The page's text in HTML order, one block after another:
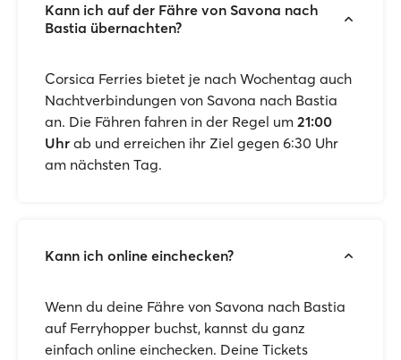
Kann ich auf der Fähre von Savona nach
Bastia übernachten?
Corsica Ferries bietet je nach Wochentag auch
Nachtverbindungen von Savona nach Bastia
an. Die Fähren fahren in der Regel um 21:00
Uhr ab und erreichen ihr Ziel gegen 6:30 Uhr
am nächsten Tag.
Kann ich online einchecken?
Wenn du deine Fähre von Savona nach Bastia
auf Ferryhopper buchst, kannst du ganz
einfach online einchecken. Deine Tickets